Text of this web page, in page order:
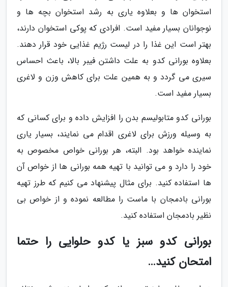
استخوان ها و بعلاوه یاری به رشد استخوان بچه ها و
نوجوانان بسیار مفید است. افرادی که پوکی استخوان دارند،
بهتر است این غذا را در لیست رژیم غذایی خود قرار دهند.
بعلاوه بورانی کدو به علت داشتن فیبر بالا، باعث احساس
سیری می گردد و به همین علت برای کاهش وزن و لاغری
بسیار مفید است.
بورانی کدو متابولیسم بدن را افزایش داده و برای کسانی که
به وسیله ورزش برای لاغری اقدام می نمایند، بسیار یاری
نماینده خواهد بود. البته، هر بورانی خواص مخصوص به
خود را دارد و می توانید با تهیه همه بورانی ها از خواص آن
ها استفاده کنید. برای مثال پیشنهاد می کنیم که طرز تهیه
بورانی بادمجان با ماست را مطالعه نموده و از خواص بی
نظیر بادمجان استفاده کنید.
بورانی کدو سبز یا کدو حلوایی را حتما
امتحان کنید…